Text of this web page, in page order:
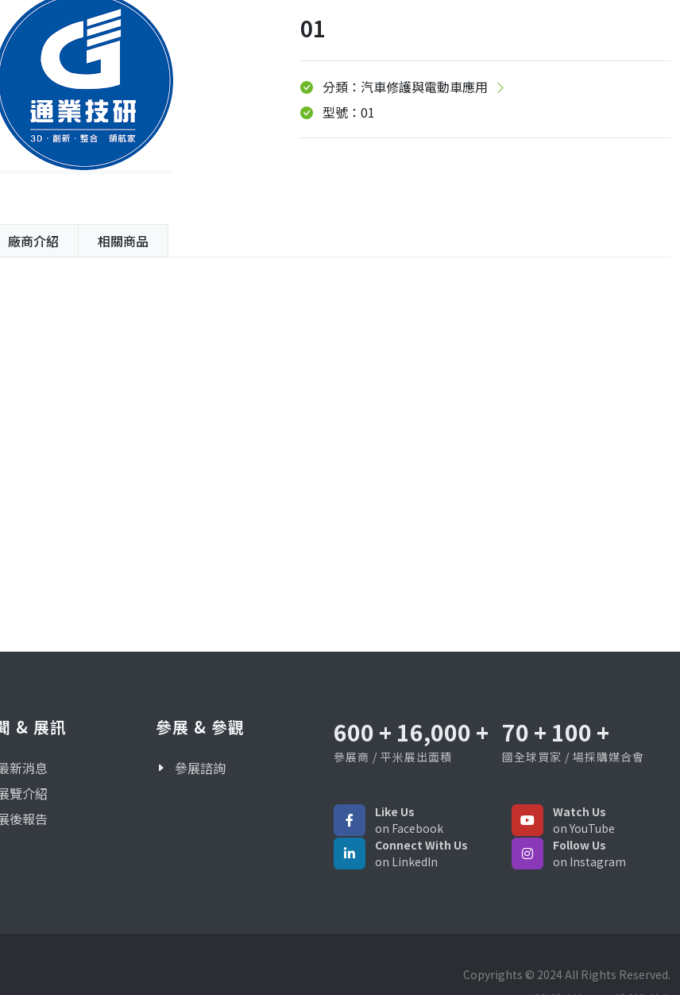
01
分類：汽車修護與電動車應用
型號：01
廠商介紹 相關商品
& 展訊
新消息
覽介紹
後報告
參展 & 參觀
參展諮詢
600 + 16,000 +
參展商 / 平米展出面積
70 + 100 +
國全球買家 / 場採購媒合會
Like Us
on Facebook
Watch Us
on YouTube
Connect With Us
on LinkedIn
Follow Us
on Instagram
Copyrights © 2024 All Rights Reserved.